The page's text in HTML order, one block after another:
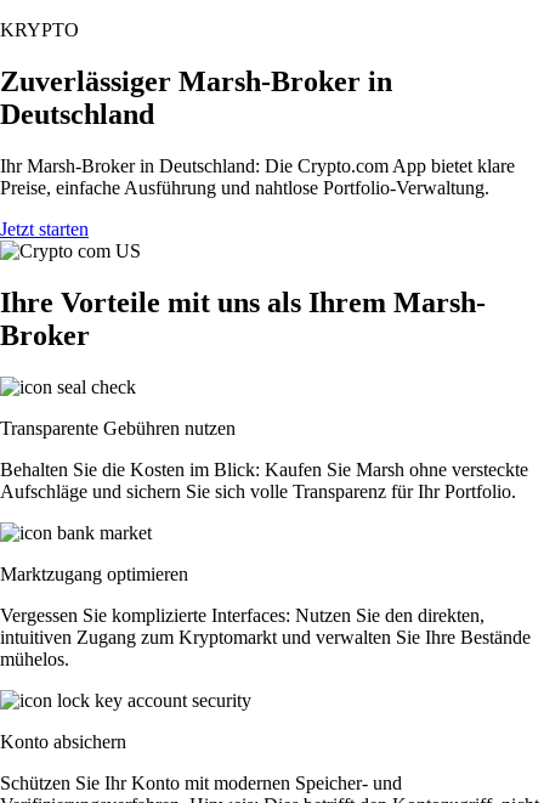
KRYPTO
Zuverlässiger Marsh-Broker in
Deutschland
Ihr Marsh-Broker in Deutschland: Die Crypto.com App bietet klare
Preise, einfache Ausführung und nahtlose Portfolio-Verwaltung.
Jetzt starten
Ihre Vorteile mit uns als Ihrem Marsh-
Broker
Transparente Gebühren nutzen
Behalten Sie die Kosten im Blick: Kaufen Sie Marsh ohne versteckte
Aufschläge und sichern Sie sich volle Transparenz für Ihr Portfolio.
Marktzugang optimieren
Vergessen Sie komplizierte Interfaces: Nutzen Sie den direkten,
intuitiven Zugang zum Kryptomarkt und verwalten Sie Ihre Bestände
mühelos.
Konto absichern
Schützen Sie Ihr Konto mit modernen Speicher- und